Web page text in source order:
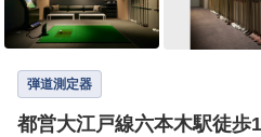
弾道測定器
都営大江戸線六本木駅徒